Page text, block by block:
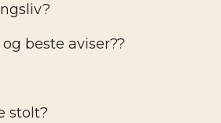
beste aviser??
stolt?